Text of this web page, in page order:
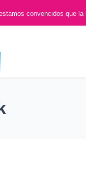
convencidos que la